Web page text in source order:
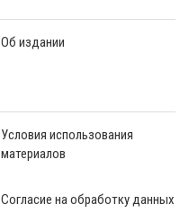
Об издании
Условия использования
материалов
Согласие на обработку данных